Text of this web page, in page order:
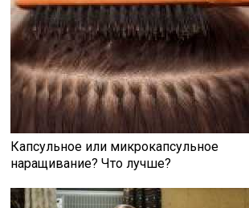
Капсульное или микрокапсульное
наращивание? Что лучше?